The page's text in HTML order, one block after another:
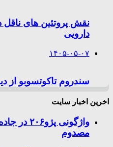
نقش پروتئین های ناقل
دارویی
۱۴۰۵-۰۵-۰۷
سندروم تاکوتسوبو از
اخرین اخبار سایت
مصدوم